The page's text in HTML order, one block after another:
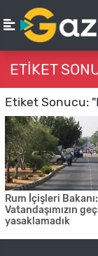
ETIKET
Etiket Sonucu:
Rum İçişleri Bakanı:
Vatandaşımızın
yasaklamadık